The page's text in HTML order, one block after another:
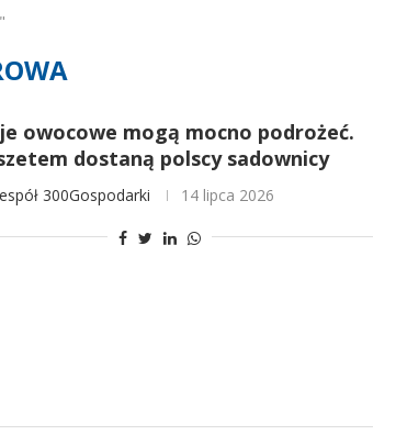
owocowe mogą mocno podrożeć.
dostaną polscy sadownicy
300Gospodarki 14 lipca 2026